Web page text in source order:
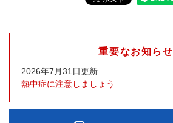
重要なお知らせ
2026年7月31日更新
熱中症に注意しましょう